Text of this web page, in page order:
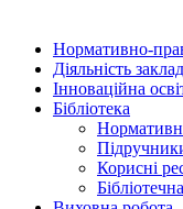
Нормативно-
Діяльність
Інноваційна
Бібліотека
Корисні